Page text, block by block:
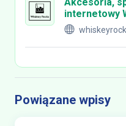
internetowy
Powiązane wpisy